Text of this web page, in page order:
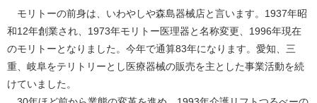
モリトーの前身は、いわやしや森島器械店と言います。1937年昭
和12年創業され、1973年モリトー医理器と名称変更、1996年現在
のモリトーとなりました。今年で通算83年になります。愛知、三
重、岐阜をテリトリーとし医療器械の販売を主とした事業活動を続
けていました。